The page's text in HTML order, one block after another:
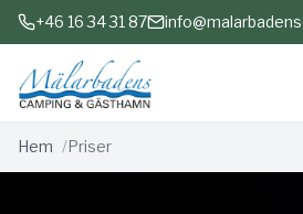
+46 16 34 31 87
Hem Priser